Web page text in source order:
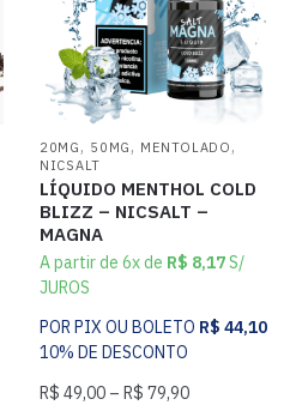
20MG , 50MG , MENTOLADO ,
NICSALT
LÍQUIDO MENTHOL COLD
BLIZZ – NICSALT –
MAGNA
A partir de 6x de R$ 8,17S/
JUROS
POR PIX OU BOLETO R$ 44,10
10% DE DESCONTO
R$ 49,00 – R$ 79,90